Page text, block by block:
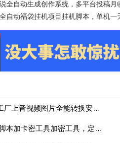
全自动生成创作系统，多平台投稿月
自动福袋挂机项目挂机脚本，单机一
上音视频图片全能转换安卓专用
具加密工具，定制专属自己的软件最强加密防止破解